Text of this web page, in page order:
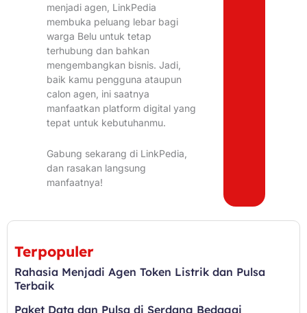
menjadi agen, LinkPedia
membuka peluang lebar bagi
warga Belu untuk tetap
terhubung dan bahkan
mengembangkan bisnis. Jadi,
baik kamu pengguna ataupun
calon agen, ini saatnya
manfaatkan platform digital yang
tepat untuk kebutuhanmu.
Gabung sekarang di LinkPedia,
dan rasakan langsung
manfaatnya!
Terpopuler
Rahasia Menjadi Agen Token Listrik dan Pulsa
Terbaik
Paket Data dan Pulsa di Serdang Bedagai